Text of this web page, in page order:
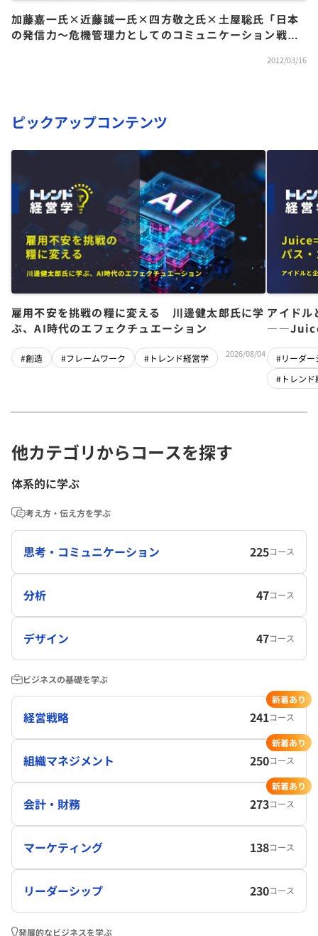
加藤嘉一氏×近藤誠一氏×四方敬之氏×土屋聡氏「日本
の発信力〜危機管理力としてのコミュニケーション戦
2012/03/16
ピックアップコンテンツ
雇用不安を挑戦の糧に変える 川邊健太郎氏に学
ぶ、AI時代のエフェクチュエーション
#創造 #フレームワーク #トレンド経営学 2026/08/04
アイドル
#リーダー
#トレンド
他カテゴリからコースを探す
体系的に学ぶ
考え方・伝え方を学ぶ
思考・コミュニケーション 225コース
分析 47コース
デザイン 47コース
ビジネスの基礎を学ぶ
経営戦略 241コース
新着あり
組織マネジメント 250コース
新着あり
会計・財務 273コース
新着あり
マーケティング 138コース
リーダーシップ 230コース
発展的なビジネスを学ぶ